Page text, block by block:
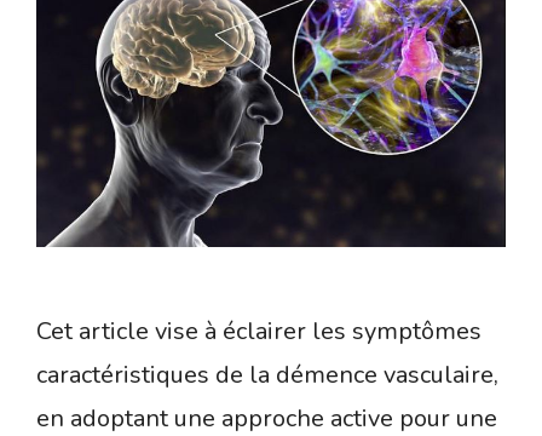
Cet article vise à éclairer les symptômes
caractéristiques de la démence vasculaire,
en adoptant une approche active pour une